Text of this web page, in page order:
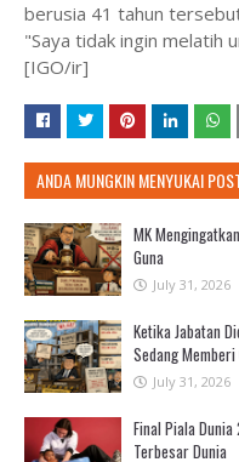
berusia 41 tahun
"Saya tidak ingin melatih
[IGO/ir]
ANDA MUNGKIN MENYUKAI
MK
Guna
July 31, 2026
Ketika Jabatan
Sedang
July 31, 2026
Final Piala
Terbesar Dunia